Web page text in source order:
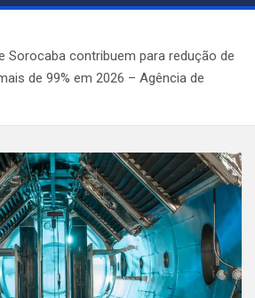
Sorocaba contribuem para redução de
de 99% em 2026 – Agência de